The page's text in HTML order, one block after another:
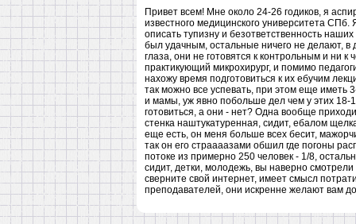
Привет всем! Мне около 24-26 годиков, я
известного медицинского университета
описать тупизну и безответственность
был удачным, остальные ничего не делают, в
глаза, они не готовятся к контрольным и ни
практикующий микрохирург, и помимо
нахожу время подготовиться к их ебучим
так можно все успевать, при этом еще иметь
и мамы, уж явно побольше дел чем у этих 18-
готовиться, а они - нет? Одна вообще
стенка наштукатуренная, сидит, ебалом
еще есть, он меня больше всех бесит,
так он его страааазами обшил где погоны
потоке из примерно 250 человек - 1/8,
сидит, детки, молодежь, вы наверно
сверните свой интернет, имеет смысл
преподавателей, они искренне желают вам